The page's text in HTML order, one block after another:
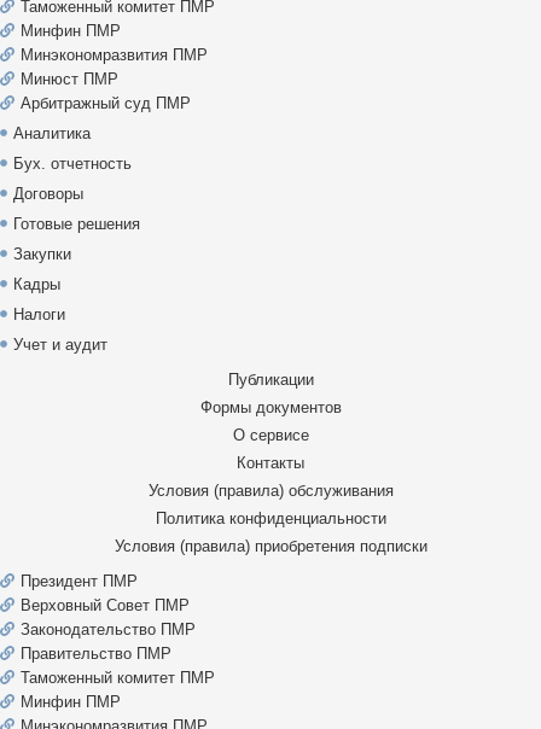
Таможенный комитет ПМР
Минфин ПМР
Минэкономразвития ПМР
Минюст ПМР
Арбитражный суд ПМР
Аналитика
Бух. отчетность
Договоры
Готовые решения
Закупки
Кадры
Налоги
Учет и аудит
Публикации
Формы документов
О сервисе
Контакты
Условия (правила) обслуживания
Политика конфиденциальности
Условия (правила) приобретения подписки
Президент ПМР
Верховный Совет ПМР
Законодательство ПМР
Правительство ПМР
Таможенный комитет ПМР
Минфин ПМР